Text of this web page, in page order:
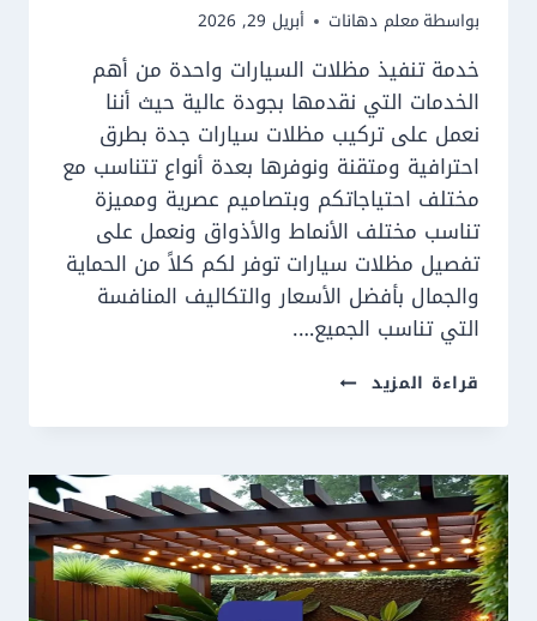
بواسطة معلم دهانات أبريل 29, 2026
خدمة تنفيذ مظلات السيارات واحدة من أهم
الخدمات التي نقدمها بجودة عالية حيث أننا
نعمل على تركيب مظلات سيارات جدة بطرق
احترافية ومتقنة ونوفرها بعدة أنواع تتناسب مع
مختلف احتياجاتكم وبتصاميم عصرية ومميزة
تناسب مختلف الأنماط والأذواق ونعمل على
تفصيل مظلات سيارات توفر لكم كلاً من الحماية
والجمال بأفضل الأسعار والتكاليف المنافسة
التي تناسب الجميع….
قراءة المزيد تركيب
سيارات
ت:
0550609477
تفصيل
مظلات
سيارات
بجدة